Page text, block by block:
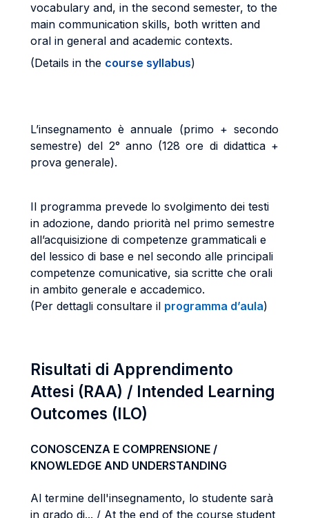
vocabulary and, in the second semester, to the
main communication skills, both written and
oral in general and academic contexts.
(Details in the course syllabus)
L’insegnamento è annuale (primo + secondo
semestre) del 2° anno (128 ore di didattica +
prova generale).
Il programma prevede lo svolgimento dei testi
in adozione, dando priorità nel primo semestre
all’acquisizione di competenze grammaticali e
del lessico di base e nel secondo alle principali
competenze comunicative, sia scritte che orali
in ambito generale e accademico.
(Per dettagli consultare il programma d’aula)
Risultati di Apprendimento
Attesi (RAA) / Intended Learning
Outcomes (ILO)
CONOSCENZA E COMPRENSIONE /
KNOWLEDGE AND UNDERSTANDING
Al termine dell'insegnamento, lo studente sarà
in grado di... / At the end of the course student